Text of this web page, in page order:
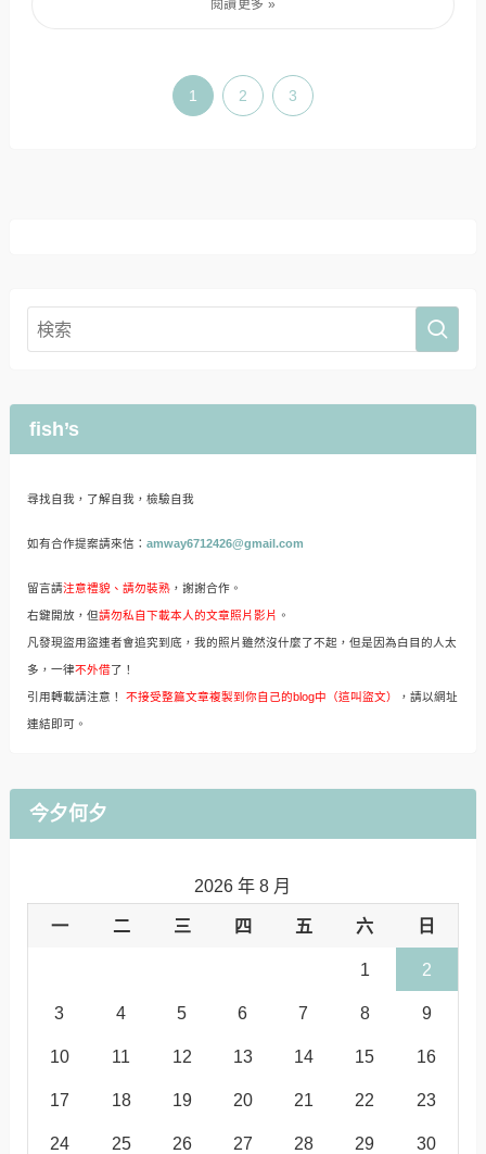
1 2 3
fish’s
尋找自我，了解自我，檢驗自我
如有合作提案請來信： amway6712426@gmail.com
留言請注意禮貌、請勿裝熟，謝謝合作。
右鍵開放，但請勿私自下載本人的文章照片影片 。
凡發現盜用盜連者會追究到底，我的照片雖然沒什麼了不起，但是因為白目的人太
多，一律不外借了！
引用轉載請注意！ 不接受整篇文章複製到你自己的blog中（這叫盜文） ，請以網址
連結即可。
今夕何夕
2026 年 8 月
一 二 三 四 五 六 日
1 2
3 4 5 6 7 8 9
10 11 12 13 14 15 16
17 18 19 20 21 22 23
24 25 26 27 28 29 30